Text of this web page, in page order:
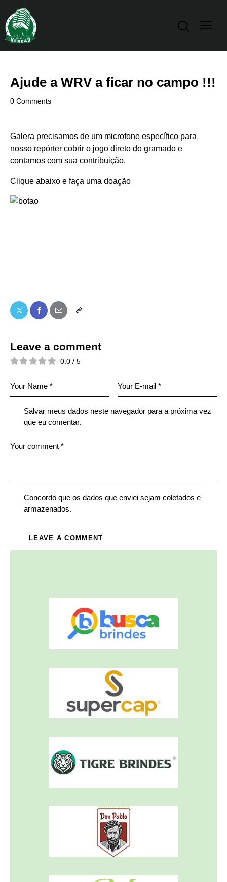
Ajude a WRV a ficar no campo !!!
0 Comments
Galera precisamos de um microfone específico para
nosso repórter cobrir o jogo direto do gramado e
contamos com sua contribuição.
Clique abaixo e faça uma doação
Leave a comment
0.0 / 5
Salvar meus dados neste navegador para a próxima vez
que eu comentar.
Concordo que os dados que enviei sejam coletados e
armazenados.